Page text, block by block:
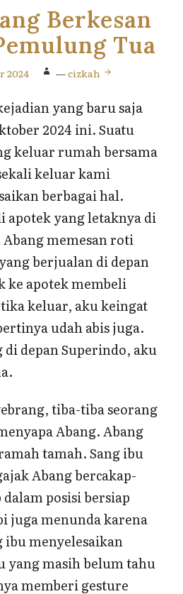
Berkesan
Tua
2024 —cizkah
yang baru saja
2024 ini. Suatu
keluar rumah bersama
keluar kami
berbagai hal.
apotek yang letaknya di
memesan roti
berjualan di depan
ke apotek membeli
keluar, aku keingat
udah abis juga.
di depan Superindo, aku
tiba-tiba seorang
Abang. Abang
tamah. Sang ibu
Abang bercakap-
posisi bersiap
juga menunda karena
ibu menyelesaikan
yang masih belum tahu
memberi gesture